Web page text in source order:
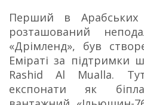
Перший в Арабських
розташований
«Дрімленд», був
Еміраті за підтримки
Rashid Al Mualla.
експонати як